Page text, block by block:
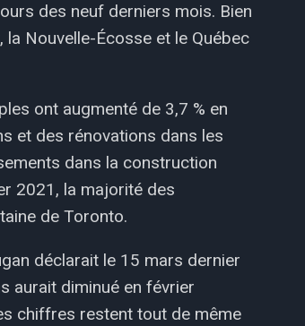
des neuf derniers mois. Bien
Nouvelle-Écosse et le Québec
ont augmenté de 3,7 % en
et des rénovations dans les
dans la construction
2021, la majorité des
de Toronto.
déclarait le 15 mars dernier
aurait diminué en février
chiffres restent tout de même